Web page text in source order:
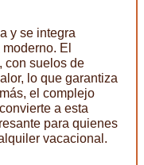
y se integra
El
con suelos de
lo que garantiza
el complejo
a esta
para quienes
vacacional.